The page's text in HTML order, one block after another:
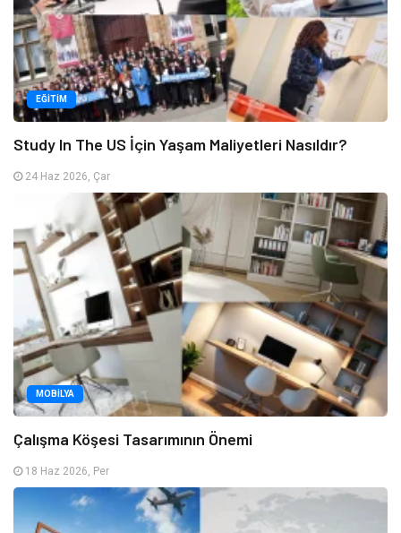
EĞITIM
Study In The US İçin Yaşam Maliyetleri Nasıldır?
24 Haz 2026, Çar
MOBILYA
Çalışma Köşesi Tasarımının Önemi
18 Haz 2026, Per